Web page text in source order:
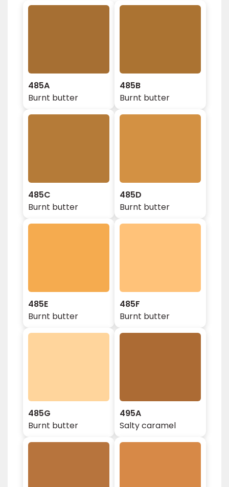
485A
Burnt butter
485B
Burnt butter
485C
Burnt butter
485D
Burnt butter
485E
Burnt butter
485F
Burnt butter
485G
Burnt butter
495A
Salty caramel